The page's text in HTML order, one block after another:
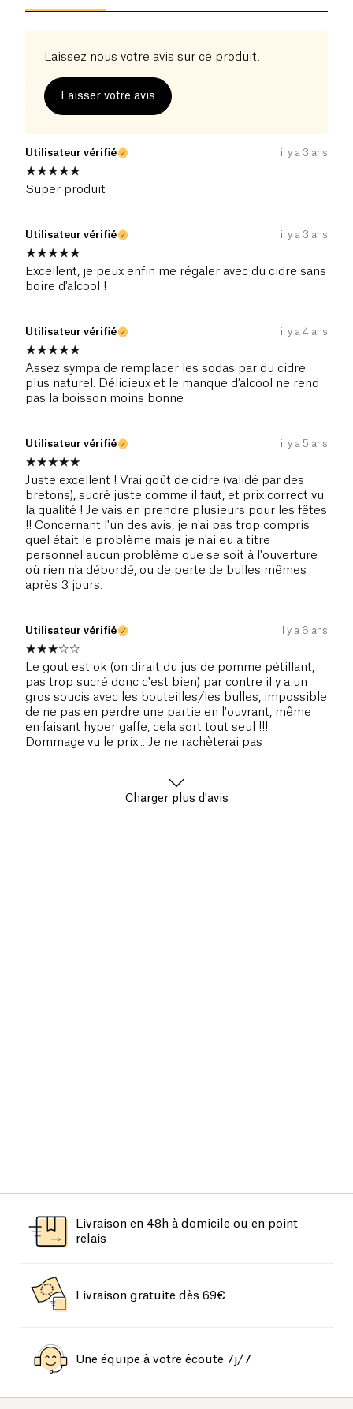
responsableun cidresainetnaturel.
Laissez nous votre avis sur ce produit.
Laisser votre avis
Utilisateur vérifié il y a 3 ans
Super produit
Utilisateur vérifié il y a 3 ans
Excellent, je peux enfin me régaler avec du cidre sans
boire d'alcool !
Utilisateur vérifié il y a 4 ans
Assez sympa de remplacer les sodas par du cidre
plus naturel. Délicieux et le manque d’alcool ne rend
pas la boisson moins bonne
Utilisateur vérifié il y a 5 ans
Juste excellent ! Vrai goût de cidre (validé par des
bretons), sucré juste comme il faut, et prix correct vu
la qualité ! Je vais en prendre plusieurs pour les fêtes
!! Concernant l'un des avis, je n'ai pas trop compris
quel était le problème mais je n'ai eu a titre
personnel aucun problème que se soit à l'ouverture
où rien n'a débordé, ou de perte de bulles mêmes
après 3 jours.
Utilisateur vérifié il y a 6 ans
Le gout est ok (on dirait du jus de pomme pétillant,
pas trop sucré donc c'est bien) par contre il y a un
gros soucis avec les bouteilles/les bulles, impossible
de ne pas en perdre une partie en l'ouvrant, même
en faisant hyper gaffe, cela sort tout seul !!!
Dommage vu le prix... Je ne rachèterai pas
Charger plus d'avis
Livraison en 48h à domicile ou en point
relais
Livraison gratuite dès 69€
Une équipe à votre écoute 7j/7